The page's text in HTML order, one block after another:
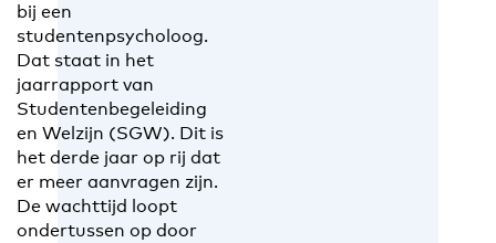
bij een
studentenpsycholoog.
Dat staat in het
jaarrapport van
Studentenbegeleiding
en Welzijn (SGW). Dit is
het derde jaar op rij dat
er meer aanvragen zijn.
De wachttijd loopt
ondertussen op door